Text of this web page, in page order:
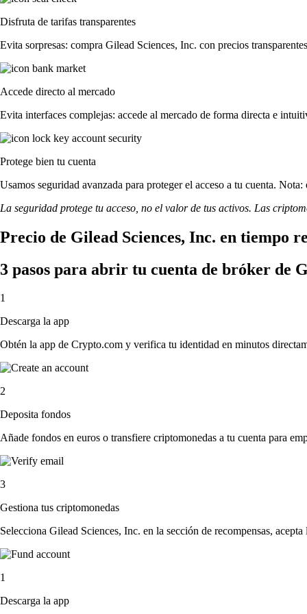
Disfruta de tarifas transparentes
Evita sorpresas: compra Gilead Sciences, Inc. con precios
Accede directo al mercado
Evita interfaces complejas: accede al mercado de forma directa e
Protege bien tu cuenta
Usamos seguridad avanzada para proteger el acceso a tu cuenta.
La seguridad protege tu acceso, no el valor de tus activos. Las
Precio de Gilead Sciences, Inc. en tiempo
3 pasos para abrir tu cuenta de bróker de
1
Descarga la app
Obtén la app de Crypto.com y verifica tu identidad en minutos
2
Deposita fondos
Añade fondos en euros o transfiere criptomonedas a tu cuenta para
3
Gestiona tus criptomonedas
Selecciona Gilead Sciences, Inc. en la sección de recompensas,
1
Descarga la app